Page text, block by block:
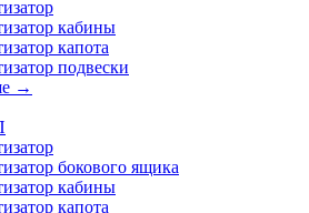
кабины
капота
подвески
→
бокового ящика
кабины
капота